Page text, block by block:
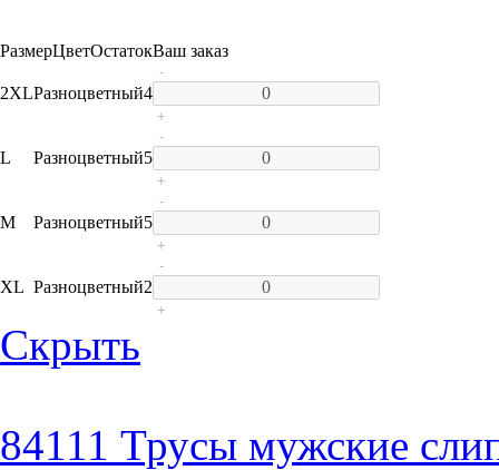
РазмерЦветОстатокВаш заказ
2XLРазноцветный4
-
+
L Разноцветный5
-
+
M Разноцветный5
-
+
XL Разноцветный2
-
+
Скрыть
84111 Трусы мужские